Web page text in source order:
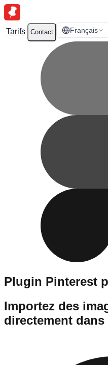
Tarifs Contact Français
Plugin Pinterest
Importez des
directement